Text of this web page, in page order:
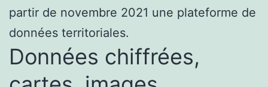
partir de novembre 2021 une plateforme de
données territoriales.
Données chiffrées,